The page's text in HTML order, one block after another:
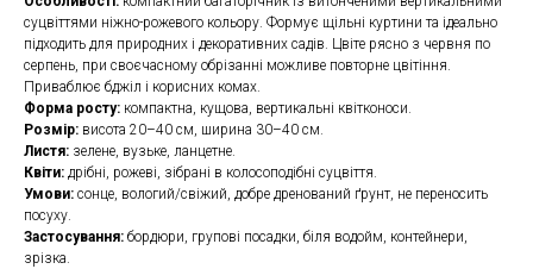
суцвіттями ніжно-рожевого кольору. Формує щільні куртини та ідеально
підходить для природних і декоративних садів. Цвіте рясно з червня по
серпень, при своєчасному обрізанні можливе повторне цвітіння.
Приваблює бджіл і корисних комах.
Форма росту: компактна, кущова, вертикальні квітконоси.
Розмір: висота 20–40 см, ширина 30–40 см.
Листя: зелене, вузьке, ланцетне.
Квіти: дрібні, рожеві, зібрані в колосоподібні суцвіття.
Умови: сонце, вологий/свіжий, добре дренований ґрунт, не переносить
посуху.
Застосування: бордюри, групові посадки, біля водойм, контейнери,
зрізка.